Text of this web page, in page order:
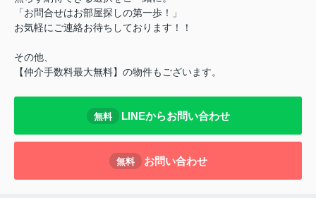
「お問合せはお部屋探しの第一歩！」
お気軽にご連絡お待ちしております！！
その他、
【仲介手数料最大無料】の物件もございます。
無料 LINEからお問い合わせ
無料 お問い合わせ